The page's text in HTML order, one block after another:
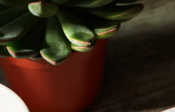
Anmelden
Register